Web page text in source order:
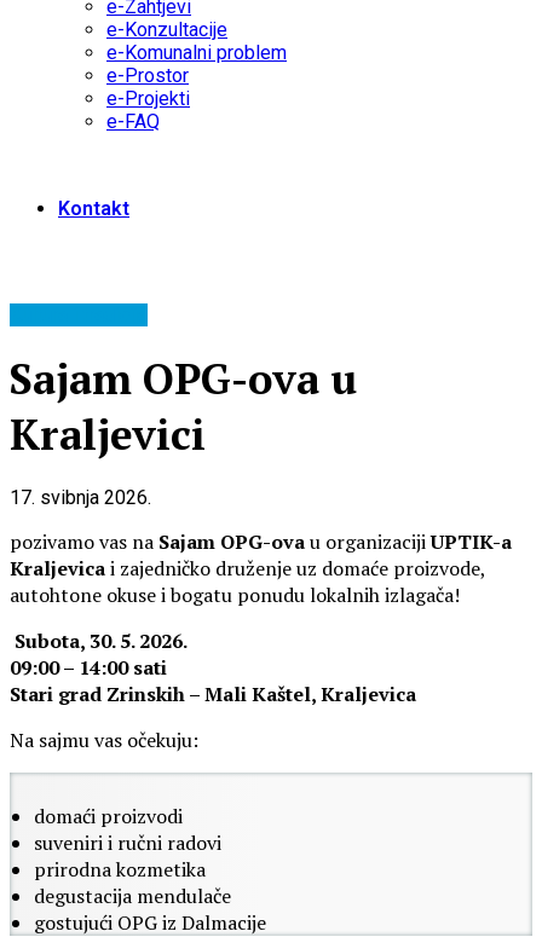
e-Zahtjevi
e-Konzultacije
e-Komunalni problem
e-Prostor
e-Projekti
e-FAQ
Kontakt
Sajam OPG-ova u
Kraljevici
17. svibnja 2026.
pozivamo vas na Sajam OPG-ovau organizacijiUPTIK-a
Kraljevicai zajedničko druženje uz domaće proizvode,
autohtone okuse i bogatu ponudu lokalnih izlagača!
Subota, 30. 5. 2026.
09:00 – 14:00 sati
Stari grad Zrinskih – Mali Kaštel, Kraljevica
Na sajmu vas očekuju:
domaći proizvodi
suveniri i ručni radovi
prirodna kozmetika
degustacija mendulače
gostujući OPG iz Dalmacije